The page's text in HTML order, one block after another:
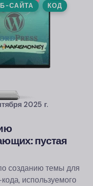
САЙТА КОД
2025 г.
пустая
созданию темы для
используемого